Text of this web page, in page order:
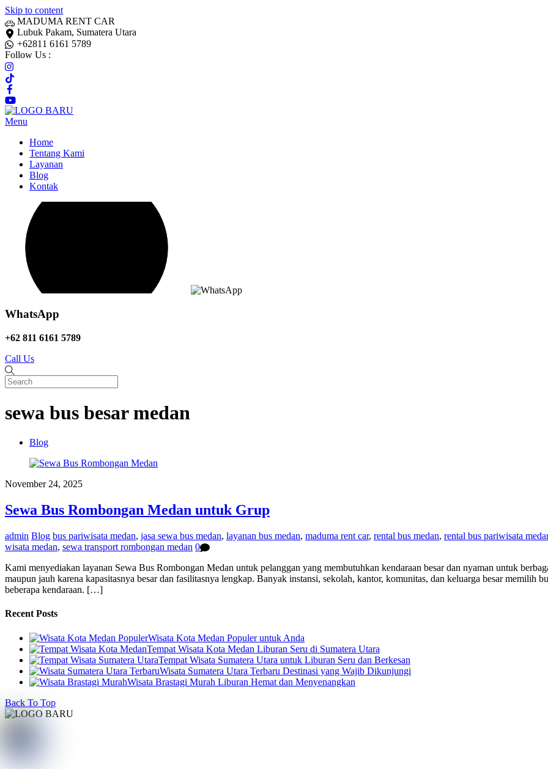
Skip to content
MADUMA RENT CAR
Lubuk Pakam, Sumatera Utara
+62811 6161 5789
Follow Us :
Menu
Home
Tentang Kami
Layanan
Blog
Kontak
WhatsApp
+62 811 6161 5789
Call Us
sewa bus besar medan
Blog
November 24, 2025
Sewa Bus Rombongan Medan untuk Grup
admin Blog bus pariwisata medan, jasa sewa bus medan, layanan bus medan, maduma rent car, rental bus medan, rental bus pariwisata
wisata medan, sewa transport rombongan medan 0
Kami menyediakan layanan Sewa Bus Rombongan Medan untuk pelanggan yang membutuhkan kendaraan besar dan nyaman untuk
maupun jauh karena kapasitasnya besar dan fasilitasnya lengkap. Banyak instansi, sekolah, kantor, komunitas, dan keluarga besar memilih
beberapa kendaraan. […]
Recent Posts
Wisata Kota Medan Populer untuk Anda
Tempat Wisata Kota Medan Liburan Seru di Sumatera Utara
Tempat Wisata Sumatera Utara untuk Liburan Seru dan Berkesan
Wisata Sumatera Utara Terbaru Destinasi yang Wajib Dikunjungi
Wisata Brastagi Murah Liburan Hemat dan Menyenangkan
Back To Top